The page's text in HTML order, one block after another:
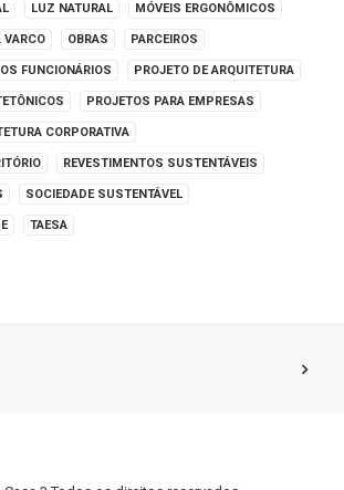
LUZ NATURAL MÓVEIS ERGONÔMICOS
VARCO OBRAS PARCEIROS
FUNCIONÁRIOS PROJETO DE ARQUITETURA
PROJETOS PARA EMPRESAS
CORPORATIVA
REVESTIMENTOS SUSTENTÁVEIS
SOCIEDADE SUSTENTÁVEL
TAESA